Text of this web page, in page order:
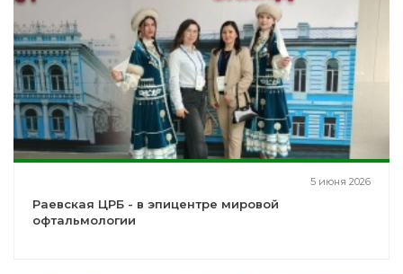
5 июня 2026
Раевская ЦРБ - в эпицентре мировой
офтальмологии